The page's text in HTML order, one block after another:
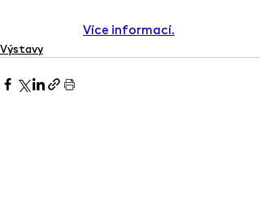
Více informací.
Výstavy